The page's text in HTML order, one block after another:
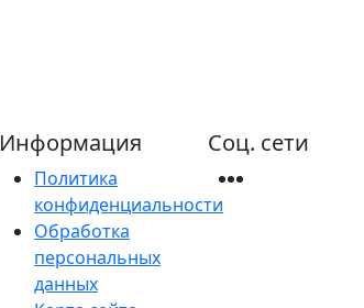
Информация
Политика
конфиденциальности
Обработка
персональных
данных
Соц. сети